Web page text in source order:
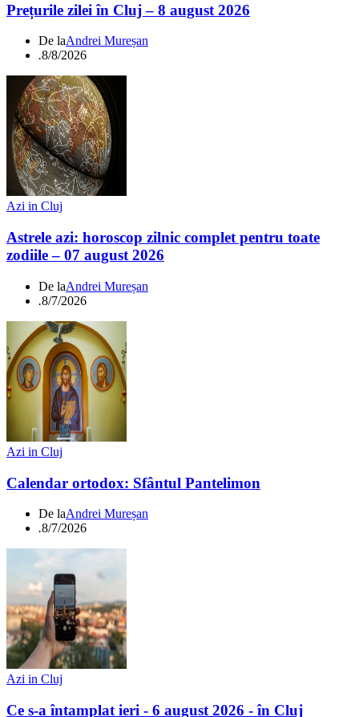
Prețurile zilei în Cluj – 8 august 2026
De laAndrei Mureșan
.8/8/2026
Azi in Cluj
Astrele azi: horoscop zilnic complet pentru toate
zodiile – 07 august 2026
De laAndrei Mureșan
.8/7/2026
Azi in Cluj
Calendar ortodox: Sfântul Pantelimon
De laAndrei Mureșan
.8/7/2026
Azi in Cluj
Ce s-a întamplat ieri - 6 august 2026 - în Cluj